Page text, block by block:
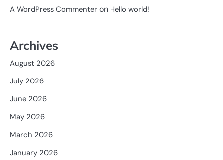
A WordPress Commenter on Hello world!
Archives
August 2026
July 2026
June 2026
May 2026
March 2026
January 2026